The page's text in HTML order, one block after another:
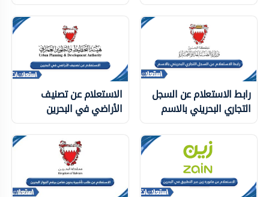
رابط الاستعلام عن السجل
التجاري البحريني بالاسم
الاستعلام عن تصنيف
الأراضي في البحرين